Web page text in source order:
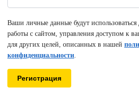
Ваши личные данные будут
работы с сайтом, управления доступом к
для других целей, описанных в нашей
конфиденциальности
Регистрация